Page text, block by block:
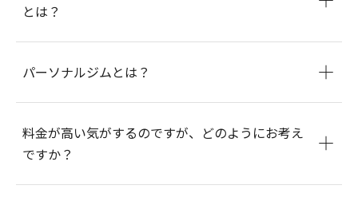
とは？
パーソナルジムとは？
料金が高い気がするのですが、どのようにお考え
ですか？